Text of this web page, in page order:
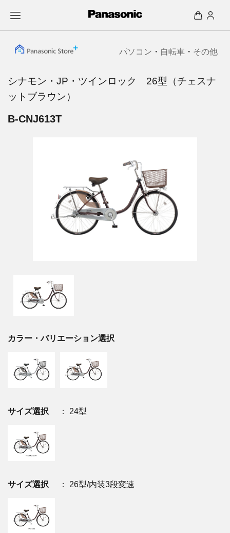
パソコン ・ 自転車 ・ その他
シナモン・JP・ツインロック 26型（チェスナ
ットブラウン）
B-CNJ613T
カラー・バリエーション選択
サイズ選択 ： 24型
サイズ選択 ： 26型/内装3段変速